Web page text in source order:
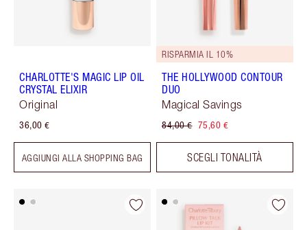
CHARLOTTE'S MAGIC LIP OIL
CRYSTAL ELIXIR
Original
36,00 €
AGGIUNGI ALLA SHOPPING BAG
RISPARMIA IL 10%
THE HOLLYWOOD CONTOUR
DUO
Magical Savings
84,00 € 75,60 €
SCEGLI TONALITÀ